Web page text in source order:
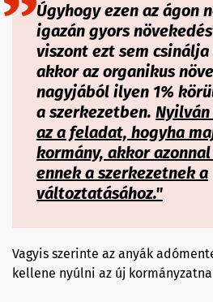
Úgyhogy ezen az ágon
igazán gyors
viszont ezt sem csinálja
akkor az organikus
nagyjából ilyen 1%
a szerkezetben. Nyilván
az a feladat, hogyha
kormány, akkor
ennek a szerkezetnek a
változtatásához."
Vagyis szerinte az anyák
kellene nyúlni az új